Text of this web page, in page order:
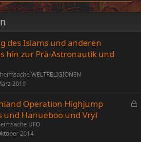
des Islams und anderen
hin zur Prä-Astronautik und
WELTRELIGIONEN
2019
Operation Highjump
und Hanueboo und Vryl
UFO
2014